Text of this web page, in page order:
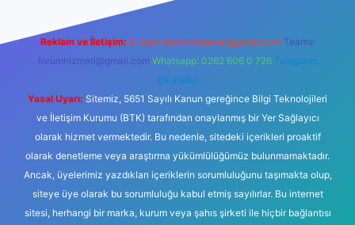
Reklam ve İletişim: E-mail: backlinkpaneli@gmail.com Teams:
forumhizmeti@gmail.com Whatsapp: 0262 606 0 726 Telegram:
@karabul
Yasal Uyarı: Sitemiz, 5651 Sayılı Kanun gereğince Bilgi Teknolojileri
ve İletişim Kurumu (BTK) tarafından onaylanmış bir Yer Sağlayıcı
olarak hizmet vermektedir. Bu nedenle, sitedeki içerikleri proaktif
olarak denetleme veya araştırma yükümlülüğümüz bulunmamaktadır.
Ancak, üyelerimiz yazdıkları içeriklerin sorumluluğunu taşımakta olup,
siteye üye olarak bu sorumluluğu kabul etmiş sayılırlar. Bu internet
sitesi, herhangi bir marka, kurum veya şahıs şirketi ile hiçbir bağlantısı